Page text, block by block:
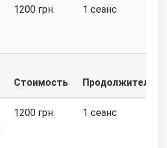
1200 грн. 1 сеанс
Стоимость
1200 грн. 1 сеанс